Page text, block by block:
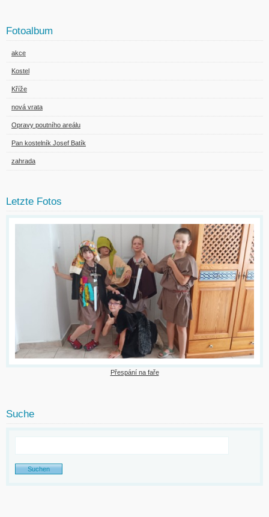
Fotoalbum
akce
Kostel
Kříže
nová vrata
Opravy poutního areálu
Pan kostelník Josef Batík
zahrada
Letzte Fotos
Přespání na faře
Suche